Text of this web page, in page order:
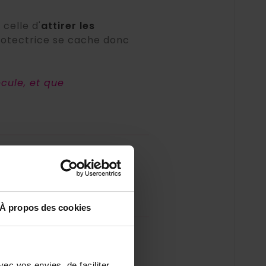
À propos des cookies
celle d'attirer les
se cache donc
et que
une emprise et
pas.
ce qui repousse les
et aérez